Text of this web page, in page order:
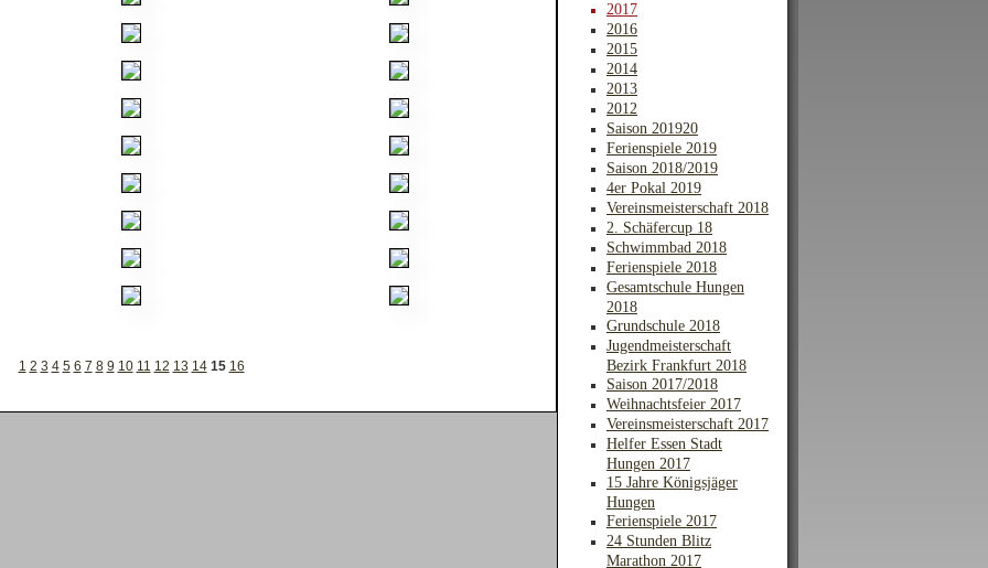
1 2 3 4 5 6 7 8 9 10 11 12 13 14 15 16
2017
2016
2015
2014
2013
2012
Saison 201920
Ferienspiele 2019
Saison 2018/2019
4er Pokal 2019
Vereinsmeisterschaft 2018
2. Schäfercup 18
Schwimmbad 2018
Ferienspiele 2018
Gesamtschule Hungen
2018
Grundschule 2018
Jugendmeisterschaft
Bezirk Frankfurt 2018
Saison 2017/2018
Weihnachtsfeier 2017
Vereinsmeisterschaft 2017
Helfer Essen Stadt
Hungen 2017
15 Jahre Königsjäger
Hungen
Ferienspiele 2017
24 Stunden Blitz
Marathon 2017